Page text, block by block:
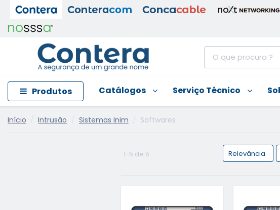
Produtos Catálogos Serviço Técnico
Início Intrusão Sistemas Inim Softwares
1-5 de 5 Relevância